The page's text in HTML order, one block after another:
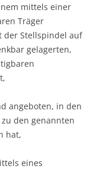
mittels einer
Träger
der Stellspindel auf
gelagerten,
angeboten, in den
den genannten
hat,
eines